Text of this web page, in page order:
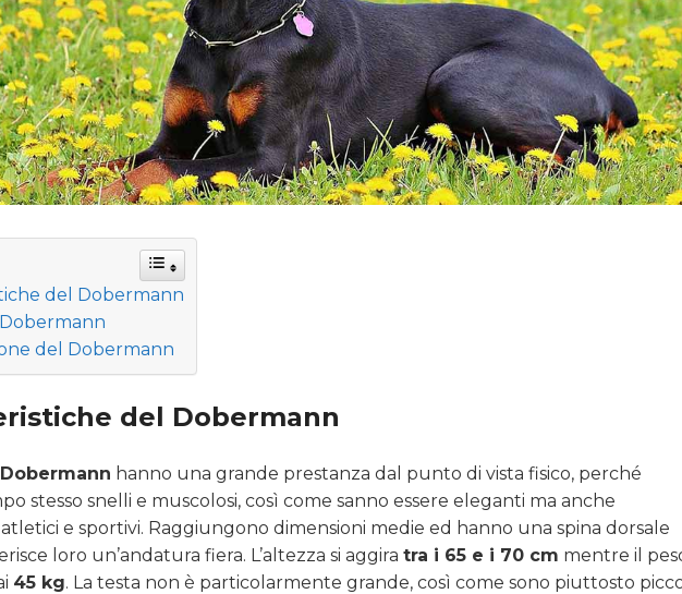
del Dobermann
del Dobermann
del Dobermann
hanno una grande prestanza dal punto di vista fisico, perché
stesso snelli e muscolosi, così come sanno essere eleganti ma anche
e sportivi. Raggiungono dimensioni medie ed hanno una spina dorsale
loro un’andatura fiera. L’altezza si aggira tra i 65 e i 70 cm mentre il
45 kg. La testa non è particolarmente grande, così come sono piuttosto